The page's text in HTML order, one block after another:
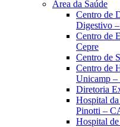
Área da Saúde
Centro de
Digestivo
Centro de
Cepre
Centro de
Centro de
Unicamp –
Diretoria
Hospital
Pinotti –
Hospital